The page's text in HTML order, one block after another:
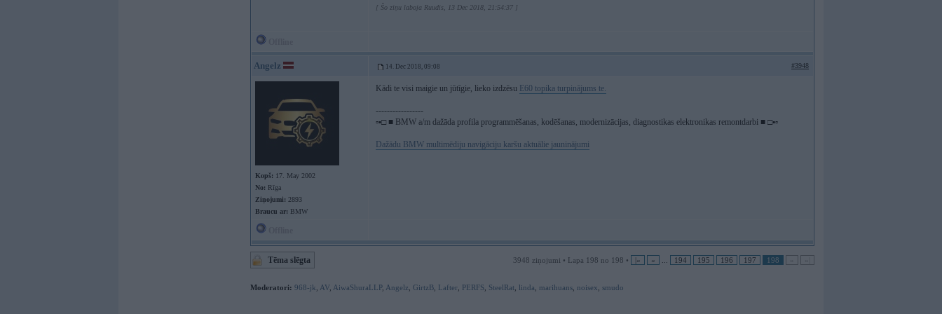
[ Šo ziņu laboja Ruudis, 13 Dec 2018, 21:54:37 ]
Angelz 14. Dec 2018, 09:08 #3948
Kopš: 17. May 2002
No: Rīga
Ziņojumi: 2893
Braucu ar: BMW
Kādi te visi maigie un jūtīgie, lieko izdzēsu E60 topika turpinājums te.
-----------------
▫▪□ ■ BMW a/m dažāda profila programmēšanas, kodēšanas, modernizācijas, diagnostikas elektronikas remontdarbi ■ □▪▫
Dažādu BMW multimēdiju navigāciju karšu aktuālie jauninājumi
Tēma slēgta 3948 ziņojumi • Lapa 198 no 198 • |« « 194 195 196 197 198
Moderatori: 968-jk AV AiwaShuraLLP, Angelz GirtzB Lafter PERFS SteelRat linda marihuans noisex smudo